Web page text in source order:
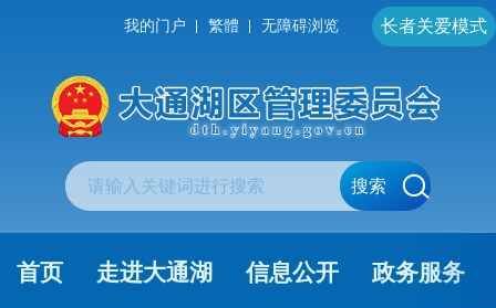
我的门户 繁體 无障碍浏览 长者关爱模式
搜索
首页 走进大通湖 信息公开 政务服务